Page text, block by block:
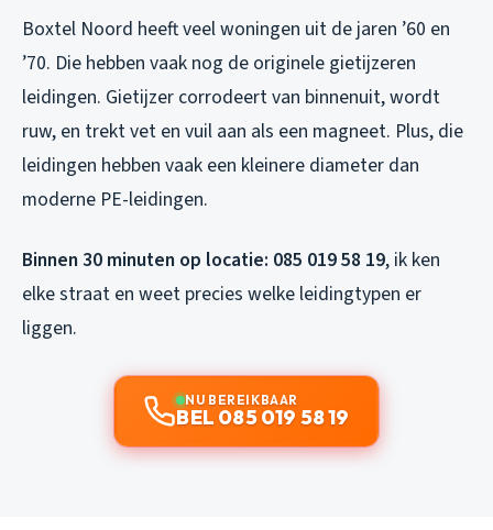
Boxtel Noord heeft veel woningen uit de jaren ’60 en
’70. Die hebben vaak nog de originele gietijzeren
leidingen. Gietijzer corrodeert van binnenuit, wordt
ruw, en trekt vet en vuil aan als een magneet. Plus, die
leidingen hebben vaak een kleinere diameter dan
moderne PE-leidingen.
Binnen 30 minuten op locatie: 085 019 58 19, ik ken
elke straat en weet precies welke leidingtypen er
liggen.
NU BEREIKBAAR
BEL 085 019 58 19